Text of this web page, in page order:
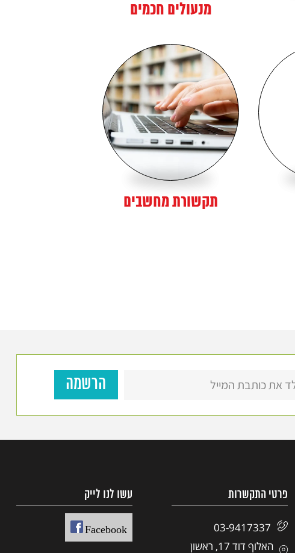
מנעולים חכמים
תקשורת מחשבים
פרטי התקשרות
03-9417337
האלוף דוד 17, ראשון
עשו לנו לייק
Facebook